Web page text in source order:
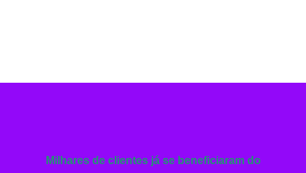
Milhares de clientes já se beneficiaram do